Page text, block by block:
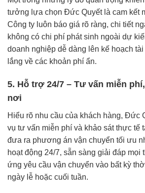
tưởng lựa chọn Đức Quyết là cam kết
Công ty luôn báo giá rõ ràng, chi tiết
không có chi phí phát sinh ngoài dự
doanh nghiệp dễ dàng lên kế hoạch
lắng về các khoản phí ẩn.
5. Hỗ trợ 24/7 – Tư vấn miễn
nơi
Hiểu rõ nhu cầu của khách hàng, Đức
vụ tư vấn miễn phí và khảo sát thực tế
đưa ra phương án vận chuyển tối ưu
hoạt động 24/7, sẵn sàng giải đáp mọi
ứng yêu cầu vận chuyển vào bất kỳ
ngày lễ hoặc cuối tuần.